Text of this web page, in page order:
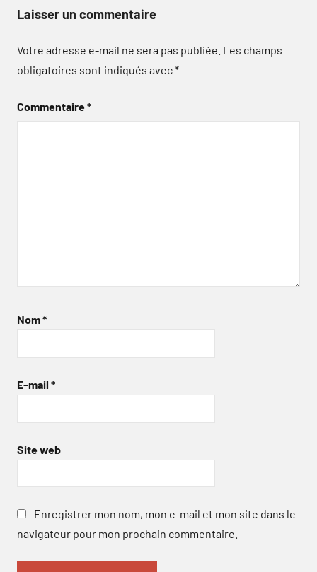
Laisser un commentaire
Votre adresse e-mail ne sera pas publiée. Les champs
obligatoires sont indiqués avec*
Commentaire*
Nom*
E-mail *
Site web
Enregistrer mon nom, mon e-mail et mon site dans le
navigateur pour mon prochain commentaire.